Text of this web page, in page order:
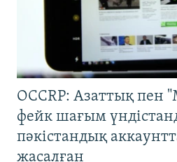
OCCRP: Азаттық пен
фейк шағым
пәкістандық
жасалған